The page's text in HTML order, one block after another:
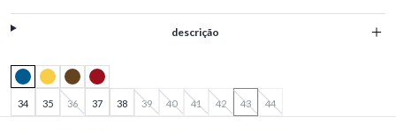
descrição
34 35 36 37 38 39 40 41 42 43 44